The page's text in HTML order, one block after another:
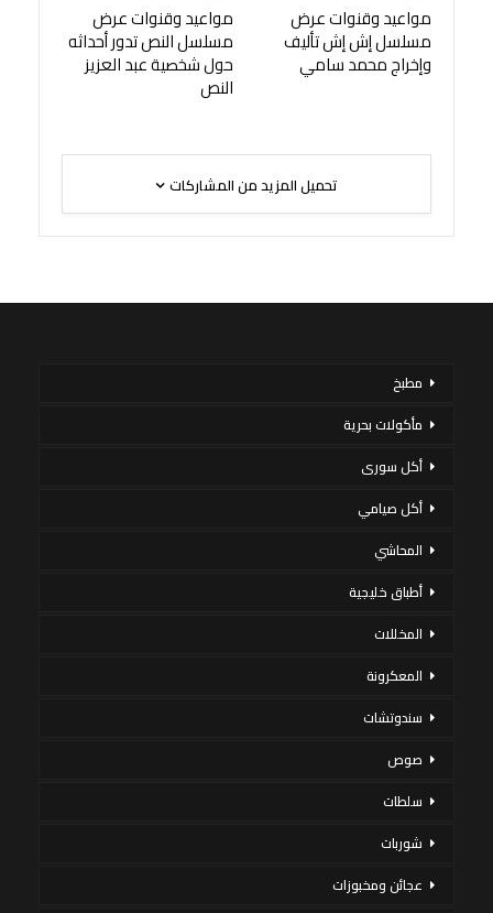
مواعيد وقنوات عرض
مسلسل إش إش تأليف
وإخراج محمد سامي
مواعيد وقنوات عرض
مسلسل النص تدور أحداثه
حول شخصية عبد العزيز
النص
تحميل المزيد من المشاركات
مطبخ
مأكولات بحرية
أكل سورى
أكل صيامي
المحاشي
أطباق خليجية
المخللات
المعكرونة
سندوتشات
صوص
سلطات
شوربات
عجائن ومخبوزات